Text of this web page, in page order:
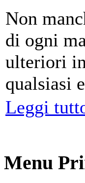
Non
di ogni
ulteriori
qualsiasi
Leggi
Menu